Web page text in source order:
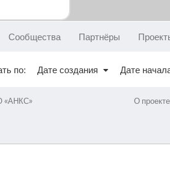
Сообщества Партнёры
по: Дате создания Дате
«АНКС» О проекте